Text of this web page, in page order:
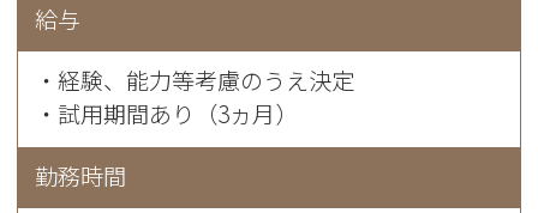
給与
・経験、能力等考慮のうえ決定
・試用期間あり（3ヵ月）
勤務時間